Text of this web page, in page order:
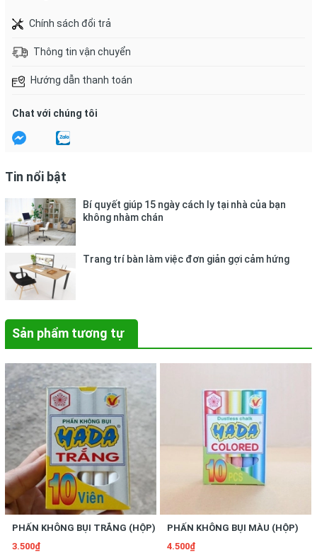
Chính sách đổi trả
Thông tin vận chuyển
Hướng dẫn thanh toán
Chat với chúng tôi
Tin nổi bật
Bí quyết giúp 15 ngày cách ly tại nhà của bạn
không nhàm chán
Trang trí bàn làm việc đơn giản gợi cảm hứng
Sản phẩm tương tự
PHẤN KHÔNG BỤI TRẮNG (HỘP)
3.500₫
PHẤN KHÔNG BỤI MÀU (HỘP)
4.500₫